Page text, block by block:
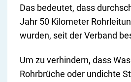
Das bedeutet, dass
Jahr 50 Kilometer
wurden, seit der Verband
Um zu verhindern, dass
Rohrbrüche oder undichte